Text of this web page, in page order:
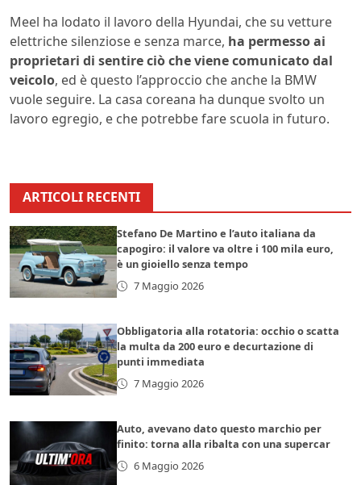
Meel ha lodato il lavoro della Hyundai, che su vetture
elettriche silenziose e senza marce, ha permesso ai
proprietari di sentire ciò che viene comunicato dal
veicolo, ed è questo l’approccio che anche la BMW
vuole seguire. La casa coreana ha dunque svolto un
lavoro egregio, e che potrebbe fare scuola in futuro.
ARTICOLI RECENTI
Stefano De Martino e l’auto italiana da
capogiro: il valore va oltre i 100 mila euro,
è un gioiello senza tempo
7 Maggio 2026
Obbligatoria alla rotatoria: occhio o scatta
la multa da 200 euro e decurtazione di
punti immediata
7 Maggio 2026
Auto, avevano dato questo marchio per
finito: torna alla ribalta con una supercar
6 Maggio 2026